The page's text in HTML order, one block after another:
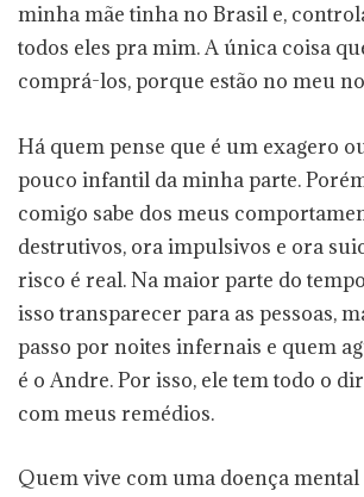
minha mãe tinha no Brasil e,
todos eles pra mim. A única coisa
comprá-los, porque estão no meu
Há quem pense que é um exagero
pouco infantil da minha parte.
comigo sabe dos meus
destrutivos, ora impulsivos e ora
risco é real. Na maior parte do
isso transparecer para as pessoas,
passo por noites infernais e quem
é o Andre. Por isso, ele tem todo o
com meus remédios.
Quem vive com uma doença mental